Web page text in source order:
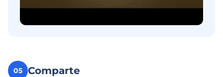
05 Comparte